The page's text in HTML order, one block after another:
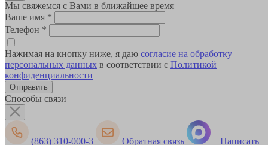
Мы свяжемся с Вами в ближайшее время
Ваше имя *
Телефон *
Нажимая на кнопку ниже, я даю согласие на обработку
персональных данных в соответствии с Политикой
конфиденциальности
Способы связи
(863) 310-000-3 Обратная связь Написать